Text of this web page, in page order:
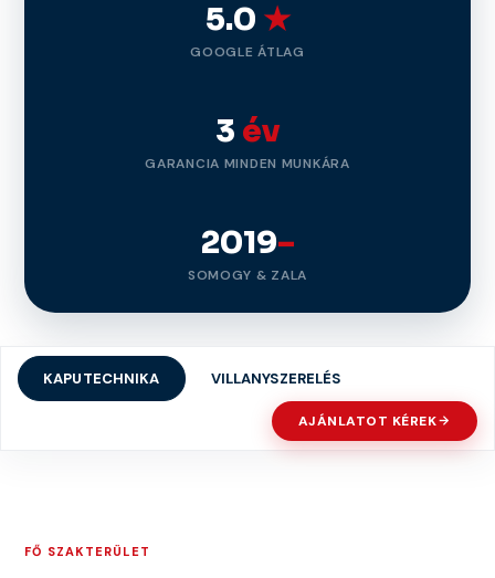
5.0 ★
GOOGLE ÁTLAG
3 év
GARANCIA MINDEN MUNKÁRA
2019–
SOMOGY & ZALA
KAPUTECHNIKA VILLANYSZERELÉS
AJÁNLATOT KÉREK
FŐ SZAKTERÜLET